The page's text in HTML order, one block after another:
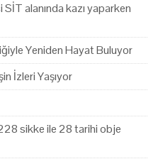
alanında kazı yaparken
Yeniden Hayat Buluyor
İzleri Yaşıyor
sikke ile 28 tarihi obje